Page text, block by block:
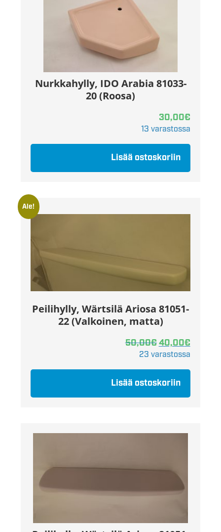
Nurkkahylly, IDO Arabia 81033-
20 (Roosa)
30,00€
13 varastossa
Lisää ostoskoriin
Ale!
Peilihylly, Wärtsilä Ariosa 81051-
22 (Valkoinen, matta)
50,00€40,00€
23 varastossa
Lisää ostoskoriin